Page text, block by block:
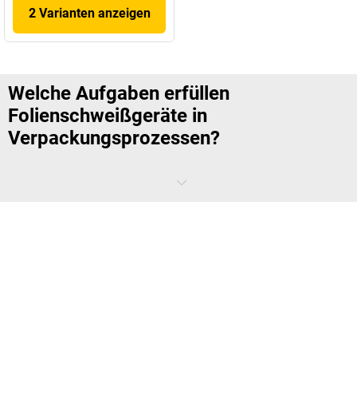
2 Varianten anzeigen
Welche Aufgaben erfüllen
Folienschweißgeräte in
Verpackungsprozessen?